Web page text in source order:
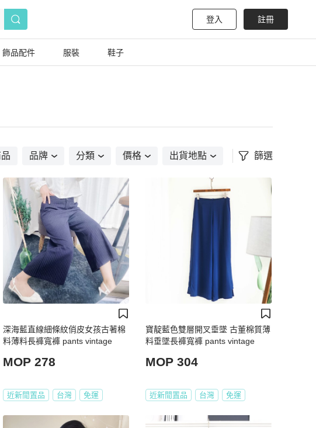
登入 註冊
飾品配件 服裝 鞋子
品牌 分類 價格 出貨地點 篩選
深海藍直線細條紋俏皮女孩古著棉
料薄料長褲寬褲 pants vintage
MOP 278
近新閒置品 台灣 免運
寶靛藍色雙層開叉垂墜 古董棉質薄
料垂墜長褲寬褲 pants vintage
MOP 304
近新閒置品 台灣 免運